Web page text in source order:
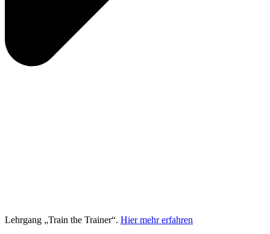
Lehrgang „Train the Trainer“. Hier mehr erfahren